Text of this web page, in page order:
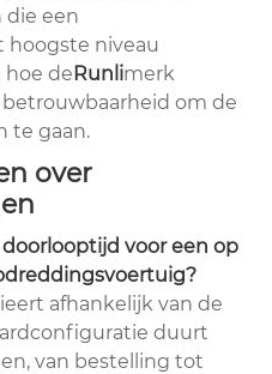
die een
hoogste niveau
deRunlimerk
om de
te gaan.
over
voor een op
afhankelijk van de
duurt
van bestelling tot